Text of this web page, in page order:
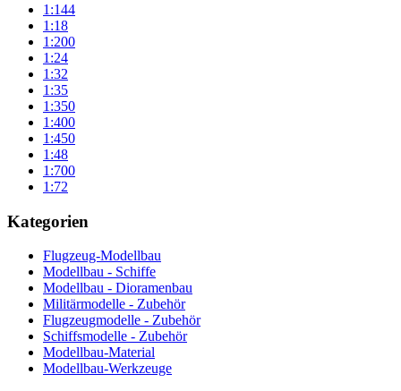
1:144
1:18
1:200
1:24
1:32
1:35
1:350
1:400
1:450
1:48
1:700
1:72
Kategorien
Flugzeug-Modellbau
Modellbau - Schiffe
Modellbau - Dioramenbau
Militärmodelle - Zubehör
Flugzeugmodelle - Zubehör
Schiffsmodelle - Zubehör
Modellbau-Material
Modellbau-Werkzeuge